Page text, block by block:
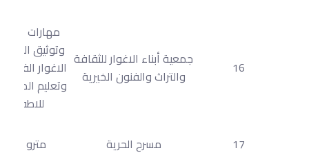
16
جمعية أبناء الاغوار للثقافة
والتراث والفنون الخيرية
مهارات
وتوثيق
الاغوار
وتعليم
للاطفال
17
مسرح الحرية مترو غزة